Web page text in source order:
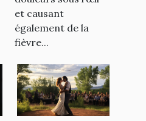
et causant
également de la
fièvre...